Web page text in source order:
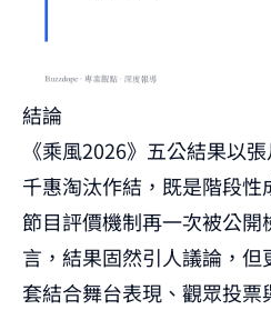
結論
《乘風2026》五公結果以
千惠淘汰作結，既是階段
節目評價機制再一次被公
言，結果固然引人議論，
套結合舞台表現、觀眾投